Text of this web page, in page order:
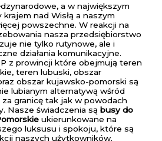
a w największym
nad Wisłą a naszym
powszechne. W reakcji na
nasza przedsiębiorstwo
nie tylko rutynowe, ale i
działania komunikacyjne.
z prowincji które obejmują teren
teren lubuski, obszar
obszar kujawsko-pomorski są
lubianym alternatywą wśród
granicę tak jak w powodach
Nasze świadczenia są busy do
ukierunkowane na
luksusu i spokoju, które są
naszych użytkowników.